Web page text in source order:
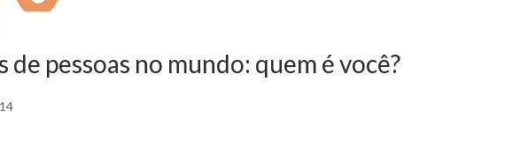
de pessoas no mundo: quem é você?